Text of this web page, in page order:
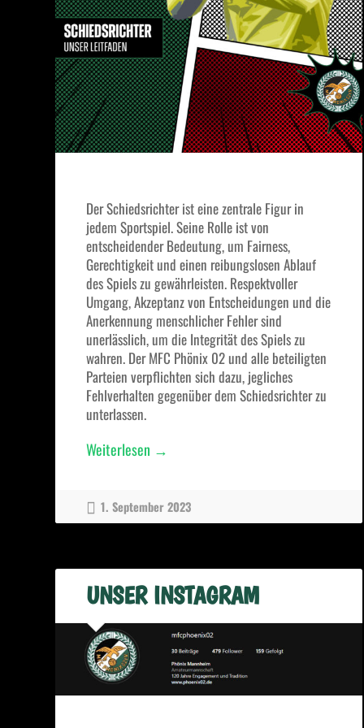
Der Schiedsrichter ist eine zentrale Figur in
jedem Sportspiel. Seine Rolle ist von
entscheidender Bedeutung, um Fairness,
Gerechtigkeit und einen reibungslosen Ablauf
des Spiels zu gewährleisten. Respektvoller
Umgang, Akzeptanz von Entscheidungen und die
Anerkennung menschlicher Fehler sind
unerlässlich, um die Integrität des Spiels zu
wahren. Der MFC Phönix 02 und alle beteiligten
Parteien verpflichten sich dazu, jegliches
Fehlverhalten gegenüber dem Schiedsrichter zu
unterlassen.
Weiterlesen „Leitfaden
→
1. September 2023
UNSER INSTAGRAM